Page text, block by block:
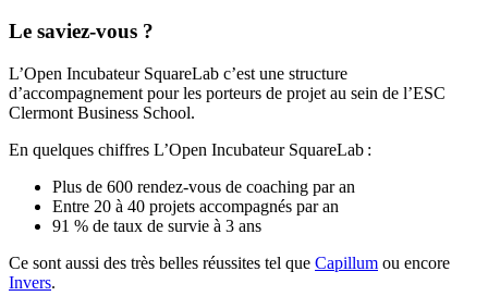
Le saviez-vous ?
L’Open Incubateur SquareLab c’est une structure
d’accompagnement pour les porteurs de projet au sein de l’ESC
Clermont Business School.
En quelques chiffres L’Open Incubateur SquareLab :
Plus de 600 rendez-vous de coaching par an
Entre 20 à 40 projets accompagnés par an
91 % de taux de survie à 3 ans
Ce sont aussi des très belles réussites tel que Capillum ou encore
Invers.